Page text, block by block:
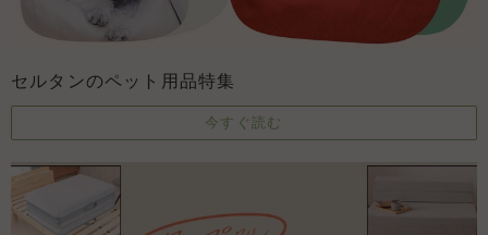
セルタンのペット用品特集
今すぐ読む